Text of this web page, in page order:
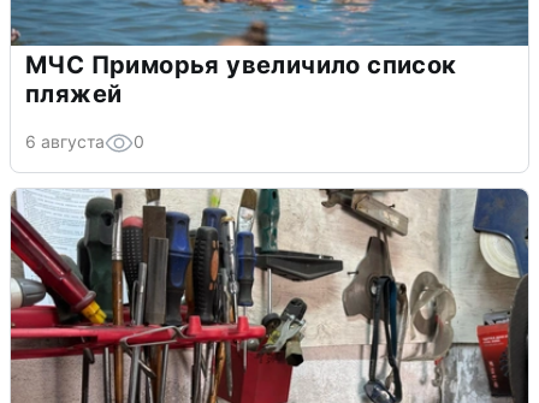
МЧС Приморья увеличило список
пляжей
6 августа 0